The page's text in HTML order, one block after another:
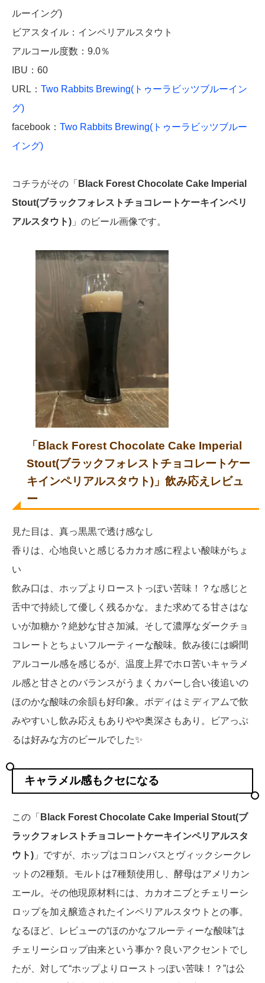
ルーイング)
ビアスタイル：インペリアルスタウト
アルコール度数：9.0％
IBU：60
URL： Two Rabbits Brewing(トゥーラビッツブルーイン
グ)
facebook： Two Rabbits Brewing(トゥーラビッツブルー
イング)
コチラがその「 Black Forest Chocolate Cake Imperial
Stout(ブラックフォレストチョコレートケーキインペリ
アルスタウト) 」のビール画像です。
「Black Forest Chocolate Cake Imperial
Stout(ブラックフォレストチョコレートケー
キインペリアルスタウト)」飲み応えレビュ
ー
見た目は、真っ黒黒で透け感なし
香りは、心地良いと感じるカカオ感に程よい酸味がちょ
い
飲み口は、ホップよりローストっぽい苦味！？な感じと
舌中で持続して優しく残るかな。また求めてる甘さはな
いが加糖か？絶妙な甘さ加減。そして濃厚なダークチョ
コレートとちょいフルーティーな酸味。飲み後には瞬間
アルコール感を感じるが、温度上昇でホロ苦いキャラメ
ル感と甘さとのバランスがうまくカバーし合い後追いの
ほのかな酸味の余韻も好印象。ボディはミディアムで飲
みやすいし飲み応えもありやや奥深さもあり。ビアっぷ
るは好みな方のビールでした✨
キャラメル感もクセになる
この「 Black Forest Chocolate Cake Imperial Stout(ブ
ラックフォレストチョコレートケーキインペリアルスタ
ウト) 」ですが、ホップはコロンバスとヴィックシークレ
ットの2種類。モルトは7種類使用し、酵母はアメリカン
エール。その他現原材料には、カカオニブとチェリーシ
ロップを加え醸造されたインペリアルスタウトとの事。
なるほど、レビューの“ほのかなフルーティーな酸味”は
チェリーシロップ由来という事か？良いアクセントでし
たが、対して“ホップよりローストっぽい苦味！？”は公